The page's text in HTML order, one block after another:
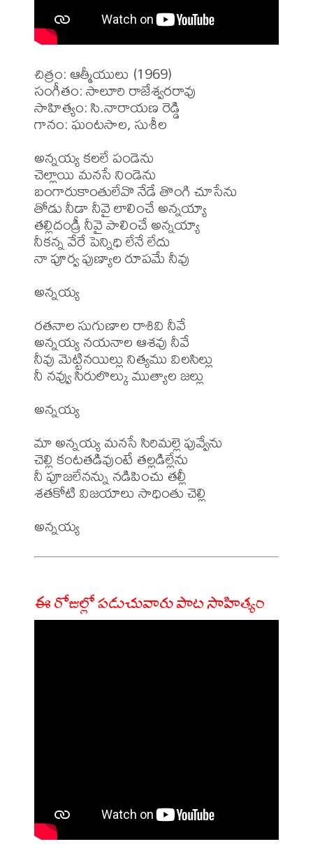
చిత్రం: ఆత్మీయులు (1969)
సంగీతం: సాలూరి రాజేశ్వరరావు
సాహిత్యం: సి.నారాయణ రెడ్డి
గానం: ఘంటసాల, సుశీల
అన్నయ్య కలలే పండెను
చెల్లాయి మనసే నిండెను
బంగారుకాంతులేవొ నేడే తొంగి చూసేను
తోడు నీడా నీవై లాలించే అన్నయ్యా
తల్లిదండ్రీ నీవై పాలించే అన్నయ్యా
నీకన్న వేరే పెన్నిధి లేనే లేదు
నా పూర్వ పుణ్యాల రూపమే నీవు
అన్నయ్య
రతనాల సుగుణాల రాశివి నీవే
అన్నయ్య నయనాల ఆశవు నీవే
నీవు మెట్టినయిల్లు నిత్యము విలసిల్లు
నీ నవ్వు సిరులొల్కు ముత్యాల జల్లు
అన్నయ్య
మా అన్నయ్య మనసే సిరిమల్లె పువ్వేను
చెల్లి కంటతడివుంటే తల్లడిల్లేను
నీ పూజలేనన్ను నడిపించు తల్లీ
శతకోటి విజయాలు సాధింతు చెల్లి
ఈ రోజుల్లో పడుచువారు పాట సాహిత్యం